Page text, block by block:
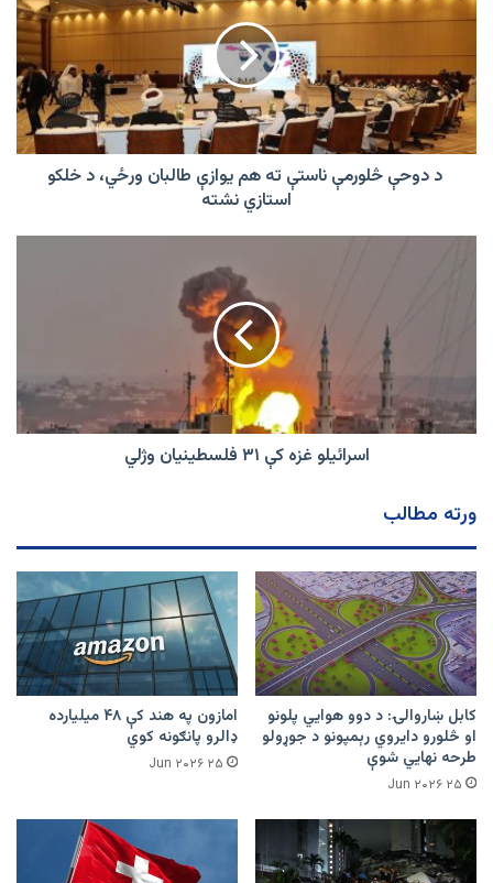
څلورمې
ته
هم
يوازې
طالبان
ورځي،
نشته
د دوحې څلورمې ناستې ته هم يوازې طالبان ورځي، د خلکو
استازي نشته
اسرائیلو غزه کې ۳۱ فلسطینیان وژلي
ورته مطالب
کابل ښاروالۍ: د دوو هوايي پلونو
او څلورو دایروي رېمپونو د جوړولو
طرحه نهایي شوې
۲۵ Jun ۲۰۲۶
امازون په هند کې ۴۸ میلیارده
ډالرو پانګونه کوي
۲۵ Jun ۲۰۲۶